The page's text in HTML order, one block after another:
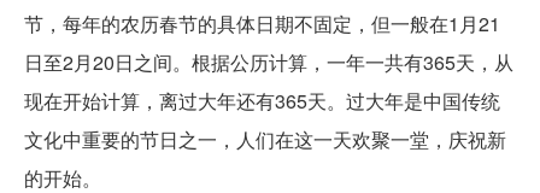
节，每年的农历春节的具体日期不固定，但一般在1月21
日至2月20日之间。根据公历计算，一年一共有365天，从
现在开始计算，离过大年还有365天。过大年是中国传统
文化中重要的节日之一，人们在这一天欢聚一堂，庆祝新
的开始。